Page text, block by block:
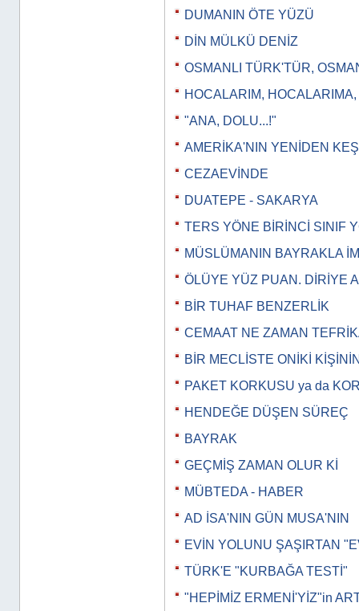
DUMANIN ÖTE YÜZÜ
DİN MÜLKÜ DENİZ
OSMANLI TÜRK'TÜR,
HOCALARIM,
"ANA, DOLU...!"
AMERİKA'NIN YENİDEN
CEZAEVİNDE
DUATEPE - SAKARYA
TERS YÖNE BİRİNCİ SINIF
MÜSLÜMANIN BAYRAKLA
ÖLÜYE YÜZ PUAN. DİRİYE
BİR TUHAF BENZERLİK
CEMAAT NE ZAMAN
BİR MECLİSTE ONİKİ
PAKET KORKUSU ya da
HENDEĞE DÜŞEN SÜREÇ
BAYRAK
GEÇMİŞ ZAMAN OLUR Kİ
MÜBTEDA - HABER
AD İSA'NIN GÜN MUSA'NIN
EVİN YOLUNU ŞAŞIRTAN
TÜRK'E "KURBAĞA TESTİ"
"HEPİMİZ ERMENİ'YİZ"in